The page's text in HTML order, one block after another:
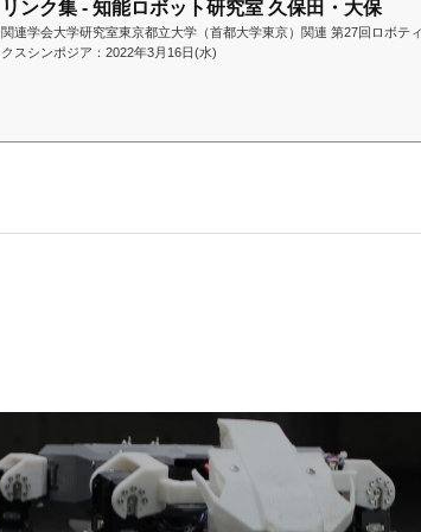
リンク集 - 知能ロボット研究室 久保田・大保
関連学会大学研究室東京都立大学（首都大学東京）関連 第27回ロボテ
クスシンポジア：2022年3月16日(水)